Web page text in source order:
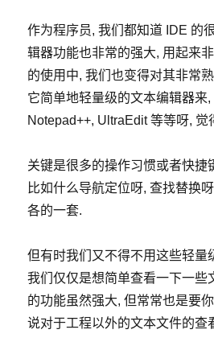
作为程序员, 我们都知道 IDE 的
辑器功能也非常的强大, 用起来
的使用中, 我们也变得对其非常
它简单地轻量级的文本编辑器来
Notepad++, UltraEdit 等等呀, 觉
关键是很多的操作习惯或者快捷
比如什么导航定位呀, 查找替换
各的一套.
但有时我们又不得不用这些轻量
我们仅仅是想简单查看一下一些
的功能虽然强大, 但常常也是要
说对于工程以外的文本文件的查